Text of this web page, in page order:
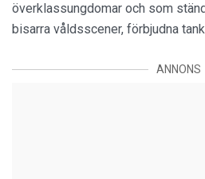
överklassungdomar och som
bisarra våldsscener, förbjudna
ANNONS